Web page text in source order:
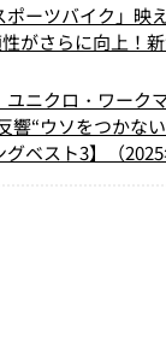
ポーツバイク」映
がさらに向上！
ユニクロ・ワーク
響“ウソをつかな
ベスト3】（2025